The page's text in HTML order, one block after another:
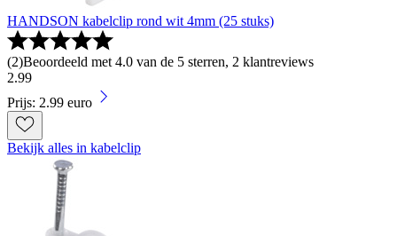
HANDSON kabelclip rond wit 4mm (25 stuks)
(2)Beoordeeld met 4.0 van de 5 sterren, 2 klantreviews
2.99
Prijs: 2.99 euro
Bekijk alles in kabelclip